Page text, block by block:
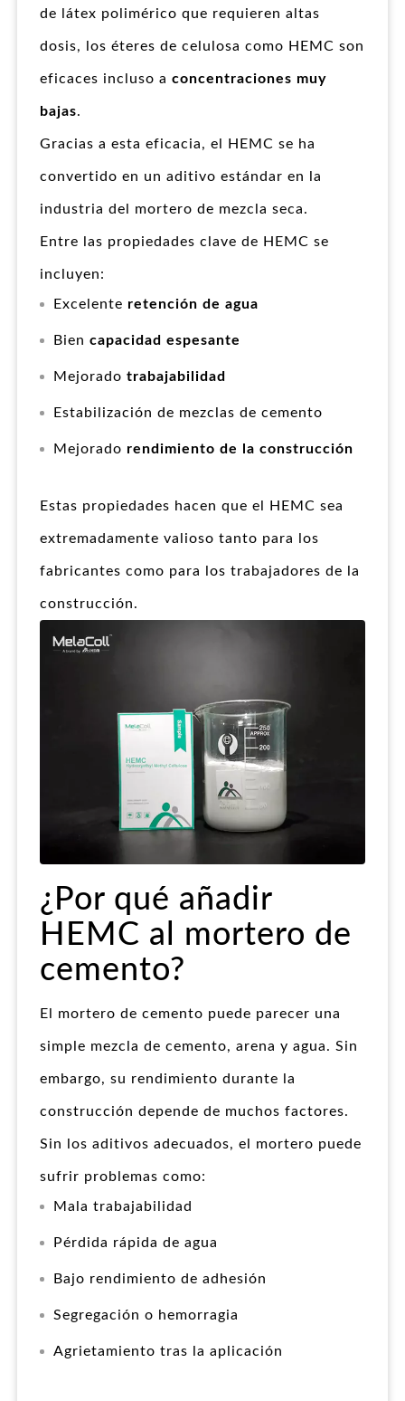
de látex polimérico que requieren altas
dosis, los éteres de celulosa como HEMC son
eficaces incluso a concentraciones muy
bajas.
Gracias a esta eficacia, el HEMC se ha
convertido en un aditivo estándar en la
industria del mortero de mezcla seca.
Entre las propiedades clave de HEMC se
incluyen:
Excelente retención de agua
Bien capacidad espesante
Mejorado trabajabilidad
Estabilización de mezclas de cemento
Mejorado rendimiento de la construcción
Estas propiedades hacen que el HEMC sea
extremadamente valioso tanto para los
fabricantes como para los trabajadores de la
construcción.
¿Por qué añadir
HEMC al mortero de
cemento?
El mortero de cemento puede parecer una
simple mezcla de cemento, arena y agua. Sin
embargo, su rendimiento durante la
construcción depende de muchos factores.
Sin los aditivos adecuados, el mortero puede
sufrir problemas como:
Mala trabajabilidad
Pérdida rápida de agua
Bajo rendimiento de adhesión
Segregación o hemorragia
Agrietamiento tras la aplicación